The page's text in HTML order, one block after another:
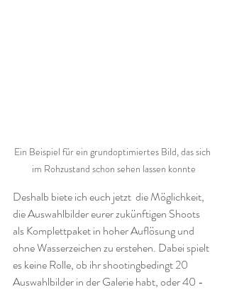
Ein Beispiel für ein grundoptimiertes Bild, das sich
im Rohzustand schon sehen lassen konnte
Deshalb biete ich euch jetzt  die Möglichkeit,
die Auswahlbilder eurer zukünftigen Shoots
als Komplettpaket in hoher Auflösung und
ohne Wasserzeichen zu erstehen. Dabei spielt
es keine Rolle, ob ihr shootingbedingt 20
Auswahlbilder in der Galerie habt, oder 40 -